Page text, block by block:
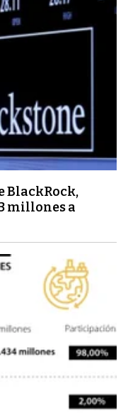
BlackRock,
millones a